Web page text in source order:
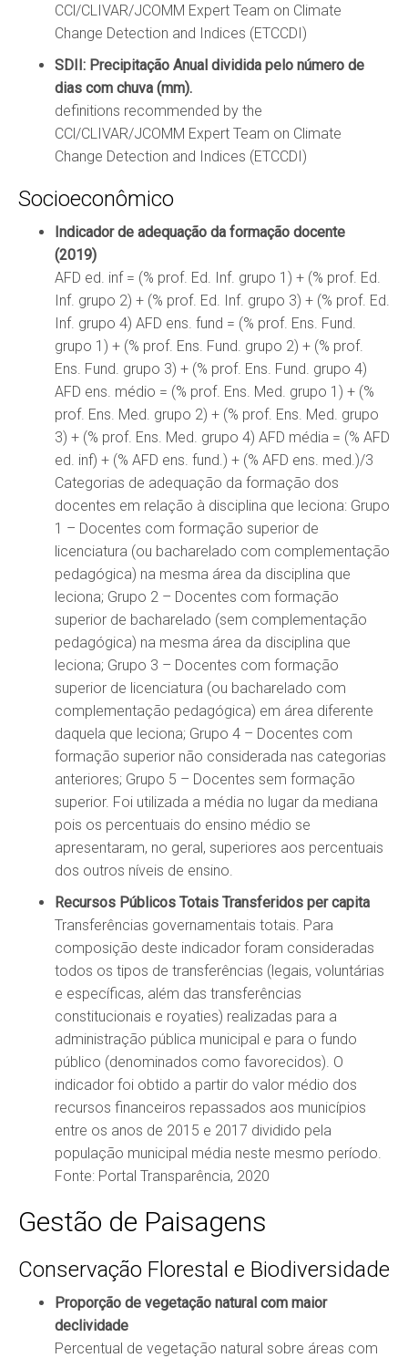
CCl/CLIVAR/JCOMM Expert Team on Climate
Change Detection and Indices (ETCCDI)
SDII: Precipitação Anual dividida pelo número de
dias com chuva (mm).
definitions recommended by the
CCl/CLIVAR/JCOMM Expert Team on Climate
Change Detection and Indices (ETCCDI)
Socioeconômico
Indicador de adequação da formação docente
(2019)
AFD ed. inf = (% prof. Ed. Inf. grupo 1) + (% prof. Ed.
Inf. grupo 2) + (% prof. Ed. Inf. grupo 3) + (% prof. Ed.
Inf. grupo 4) AFD ens. fund = (% prof. Ens. Fund.
grupo 1) + (% prof. Ens. Fund. grupo 2) + (% prof.
Ens. Fund. grupo 3) + (% prof. Ens. Fund. grupo 4)
AFD ens. médio = (% prof. Ens. Med. grupo 1) + (%
prof. Ens. Med. grupo 2) + (% prof. Ens. Med. grupo
3) + (% prof. Ens. Med. grupo 4) AFD média = (% AFD
ed. inf) + (% AFD ens. fund.) + (% AFD ens. med.)/3
Categorias de adequação da formação dos
docentes em relação à disciplina que leciona: Grupo
1 – Docentes com formação superior de
licenciatura (ou bacharelado com complementação
pedagógica) na mesma área da disciplina que
leciona; Grupo 2 – Docentes com formação
superior de bacharelado (sem complementação
pedagógica) na mesma área da disciplina que
leciona; Grupo 3 – Docentes com formação
superior de licenciatura (ou bacharelado com
complementação pedagógica) em área diferente
daquela que leciona; Grupo 4 – Docentes com
formação superior não considerada nas categorias
anteriores; Grupo 5 – Docentes sem formação
superior. Foi utilizada a média no lugar da mediana
pois os percentuais do ensino médio se
apresentaram, no geral, superiores aos percentuais
dos outros níveis de ensino.
Recursos Públicos Totais Transferidos per capita
Transferências governamentais totais. Para
composição deste indicador foram consideradas
todos os tipos de transferências (legais, voluntárias
e específicas, além das transferências
constitucionais e royaties) realizadas para a
administração pública municipal e para o fundo
público (denominados como favorecidos). O
indicador foi obtido a partir do valor médio dos
recursos financeiros repassados aos municípios
entre os anos de 2015 e 2017 dividido pela
população municipal média neste mesmo período.
Fonte: Portal Transparência, 2020
Gestão de Paisagens
Conservação Florestal e Biodiversidade
Proporção de vegetação natural com maior
declividade
Percentual de vegetação natural sobre áreas com